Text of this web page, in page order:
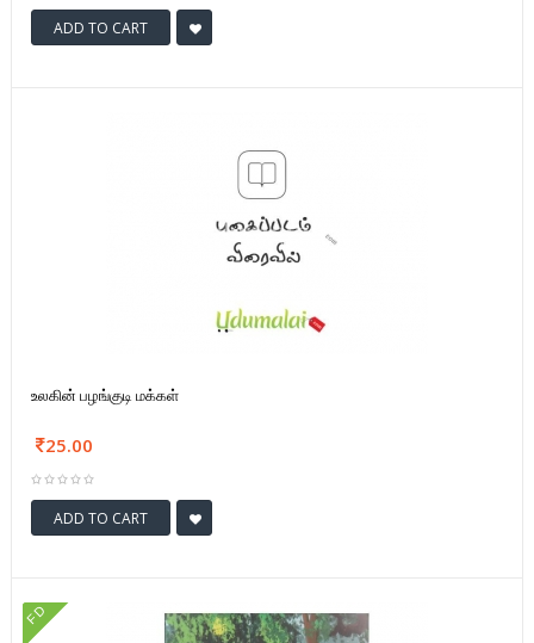
ADD TO CART
உலகின் பழங்குடி மக்கள்
25.00
ADD TO CART
FD